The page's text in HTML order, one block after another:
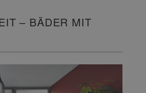
– BÄDER MIT